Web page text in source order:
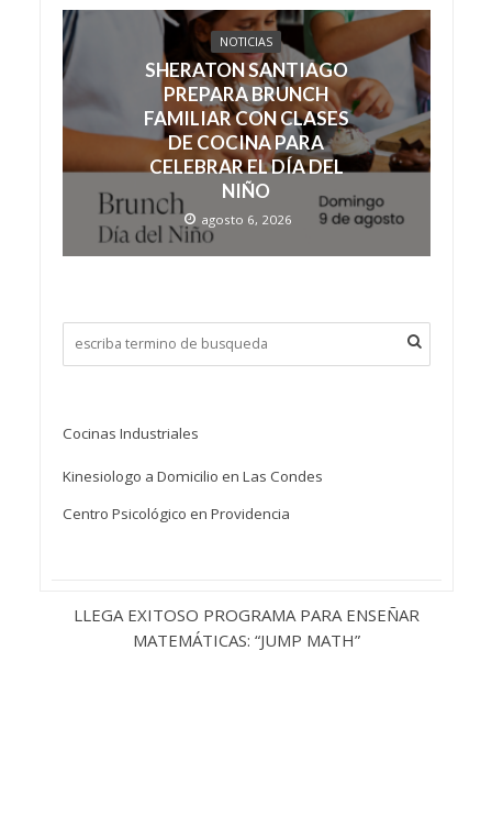
NOTICIAS
SHERATON SANTIAGO
PREPARA BRUNCH
FAMILIAR CON CLASES
DE COCINA PARA
CELEBRAR EL DÍA DEL
NIÑO
agosto 6, 2026
Cocinas Industriales
Kinesiologo a Domicilio en Las Condes
Centro Psicológico en Providencia
LLEGA EXITOSO PROGRAMA PARA ENSEÑAR
MATEMÁTICAS: “JUMP MATH”